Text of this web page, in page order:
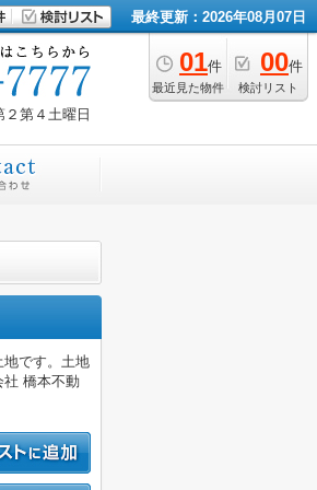
最終更新：2026年08月07日
01件
最近見た物件
00件
検討リスト
第４土曜日
地です。土地
社 橋本不動